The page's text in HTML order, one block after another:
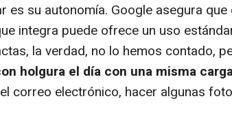
su autonomía. Google asegura que
integra puede ofrece un uso
la verdad, no lo hemos contado,
holgura el día con una misma
correo electrónico, hacer algunas